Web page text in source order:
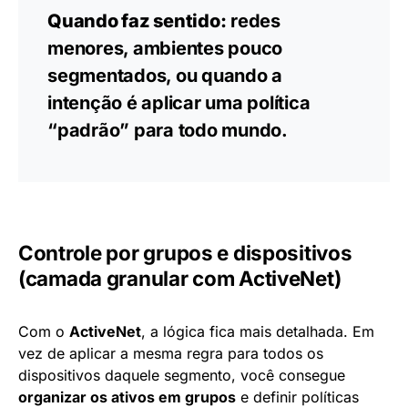
Quando faz sentido: redes
menores, ambientes pouco
segmentados, ou quando a
intenção é aplicar uma política
“padrão” para todo mundo.
Controle por grupos e dispositivos
(camada granular com ActiveNet)
Com o ActiveNet, a lógica fica mais detalhada. Em
vez de aplicar a mesma regra para todos os
dispositivos daquele segmento, você consegue
organizar os ativos em grupos e definir políticas